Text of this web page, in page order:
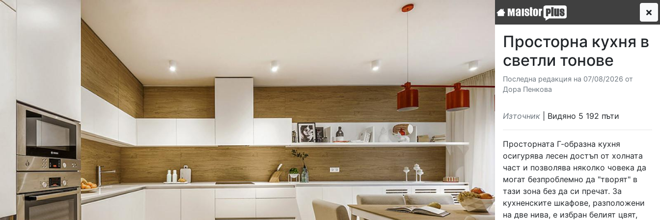
Просторна кухня в
светли тонове
Последна редакция на 07/08/2026 от
Дора Пенкова
Източник | Видяно 5 192 пъти
Просторната Г-образна кухня
осигурява лесен достъп от холната
част и позволява няколко човека да
могат безпроблемно да "творят" в
тази зона без да си пречат. За
кухненските шкафове, разположени
на две нива, е избран белият цвят,